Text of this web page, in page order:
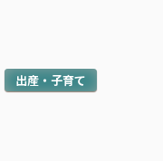
出産・子育て